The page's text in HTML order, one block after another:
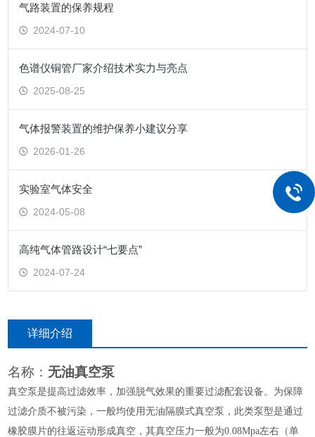
气路装置的保养规程
2024-07-10
色谱仪铜管厂家介绍技术实力与亮点
2025-08-25
气体报警装置的维护保养小建议分享
2026-01-26
实验室气体安全
2024-05-08
高纯气体管路设计“七要点”
2024-07-24
详细介绍
名称： 无油真空泵
真空泵是提高过滤效率，加强脱气效果的重要过滤配套设备。为保障
过滤介质不被污染，一般均使用无油隔膜式真空泵，此类泵型是通过
橡胶膜片的往返运动形成真空，其真空压力一般为0.08Mpa左右（单